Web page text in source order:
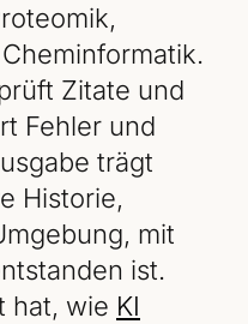
Zitate und
Fehler und
trägt
Historie,
mit
ist.
hat, wie KI